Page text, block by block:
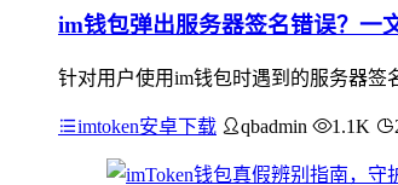
im钱包弹出服务器签名错误？一
针对用户使用im钱包时遇到的服务器
imtoken安卓下载 qbadmin 1.1K